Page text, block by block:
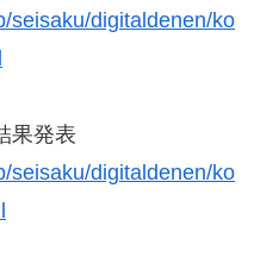
seisaku/digitaldenen/ko
果発表
seisaku/digitaldenen/ko